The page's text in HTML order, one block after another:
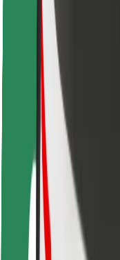
Sigurnosni
Gradovi
Lokacije
Gradska
Zračne luke
Bolt stanice
Podrška